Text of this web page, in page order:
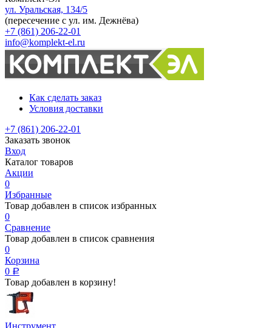
ул. Уральская, 134/5
(пересечение с ул. им. Дежнёва)
+7 (861) 206-22-01
info@komplekt-el.ru
Как сделать заказ
Условия доставки
+7 (861) 206-22-01
Заказать звонок
Вход
Каталог товаров
Акции
0
Избранные
Товар добавлен в список избранных
0
Сравнение
Товар добавлен в список сравнения
0
Корзина
0 Р
Товар добавлен в корзину!
Инструмент